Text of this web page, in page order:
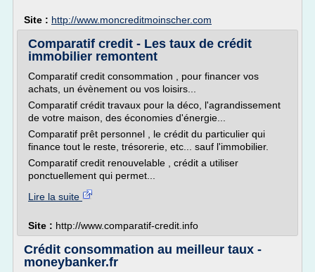
Site : http://www.moncreditmoinscher.com
Comparatif credit - Les taux de crédit
immobilier remontent
Comparatif credit consommation , pour financer vos
achats, un évènement ou vos loisirs...
Comparatif crédit travaux pour la déco, l'agrandissement
de votre maison, des économies d'énergie...
Comparatif prêt personnel , le crédit du particulier qui
finance tout le reste, trésorerie, etc... sauf l'immobilier.
Comparatif credit renouvelable , crédit a utiliser
ponctuellement qui permet...
Lire la suite
Site : http://www.comparatif-credit.info
Crédit consommation au meilleur taux -
moneybanker.fr